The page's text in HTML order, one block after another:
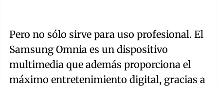
Pero no sólo sirve para uso profesional. El
Samsung Omnia es un dispositivo
multimedia que además proporciona el
máximo entretenimiento digital, gracias a